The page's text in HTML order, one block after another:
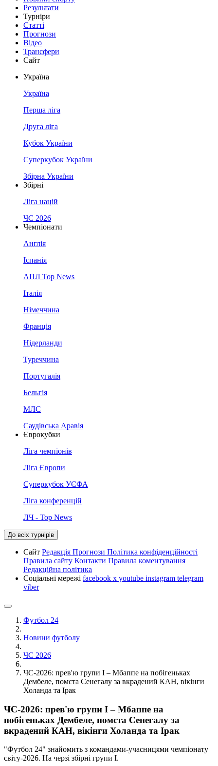
Результати
Турніри
Статті
Прогнози
Відео
Трансфери
Сайт
Україна
Україна
Перша ліга
Друга ліга
Кубок України
Суперкубок України
Збірна України
Збірні
Ліга націй
ЧС 2026
Чемпіонати
Англія
Іспанія
АПЛ Top News
Італія
Німеччина
Франція
Нідерланди
Туреччина
Португалія
Бельгія
МЛС
Саудівська Аравія
Єврокубки
Ліга чемпіонів
Ліга Європи
Суперкубок УЄФА
Ліга конференцій
ЛЧ - Top News
До всіх турнірів
Сайт Редакція Прогнози Політика конфіденційності
Правила сайту Контакти Правила коментування
Редакційна політика
Соціальні мережі facebook x youtube instagram telegram
viber
Футбол 24
Новини футболу
ЧС 2026
ЧС-2026: прев'ю групи I – Мбаппе на побігеньках
Дембеле, помста Сенегалу за вкрадений КАН, вікінги
Холанда та Ірак
ЧС-2026: прев'ю групи I – Мбаппе на
побігеньках Дембеле, помста Сенегалу за
вкрадений КАН, вікінги Холанда та Ірак
"Футбол 24" знайомить з командами-учасницями чемпіонату
світу-2026. На черзі збірні групи I.